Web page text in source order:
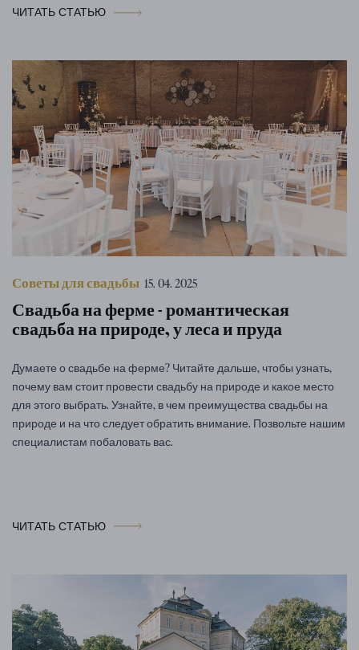
ЧИТАТЬ СТАТЬЮ
Советы для свадьбы 15. 04. 2025
Свадьба на ферме - романтическая
свадьба на природе, у леса и пруда
Думаете о свадьбе на ферме? Читайте дальше, чтобы узнать,
почему вам стоит провести свадьбу на природе и какое место
для этого выбрать. Узнайте, в чем преимущества свадьбы на
природе и на что следует обратить внимание. Позвольте нашим
специалистам побаловать вас.
ЧИТАТЬ СТАТЬЮ